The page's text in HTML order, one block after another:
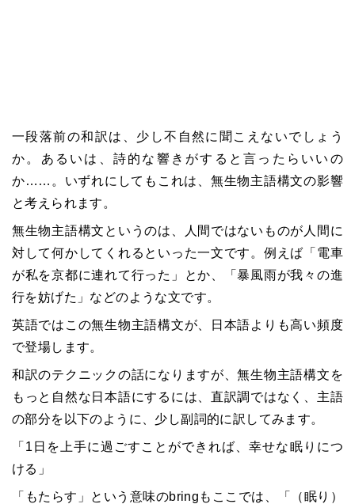
一段落前の和訳は、少し不自然に聞こえないでしょう
か。あるいは、詩的な響きがすると言ったらいいの
か……。いずれにしてもこれは、無生物主語構文の影響
と考えられます。
無生物主語構文というのは、人間ではないものが人間に
対して何かしてくれるといった一文です。例えば「電車
が私を京都に連れて行った」とか、「暴風雨が我々の進
行を妨げた」などのような文です。
英語ではこの無生物主語構文が、日本語よりも高い頻度
で登場します。
和訳のテクニックの話になりますが、無生物主語構文を
もっと自然な日本語にするには、直訳調ではなく、主語
の部分を以下のように、少し副詞的に訳してみます。
「1日を上手に過ごすことができれば、幸せな眠りにつ
ける」
「もたらす」という意味のbringもここでは、「（眠り）